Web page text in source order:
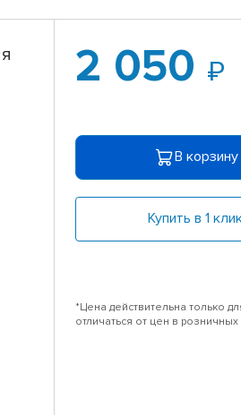
2 050
В корзину
Купить в 1
*Цена действительна только
отличаться от цен в